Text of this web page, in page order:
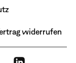
widerrufen